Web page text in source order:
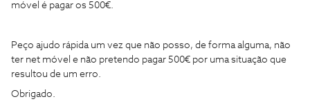
móvel é pagar os 500€.
Peço ajudo rápida um vez que não posso, de forma alguma, não
ter net móvel e não pretendo pagar 500€ por uma situação que
resultou de um erro.
Obrigado.